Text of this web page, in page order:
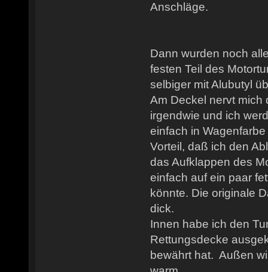
Anschläge.
Dann wurden noch
festen Teil des
selbiger mit Alubutyl
Am Deckel nervt mich
irgendwie und ich
einfach in
Vorteil, daß ich den
das Aufklappen des
einfach auf ein paar
könnte. Die originale
dick.
Innen habe ich den
Rettungsdecke
bewährt hat. Außen